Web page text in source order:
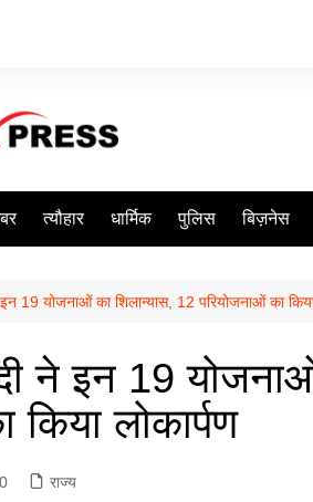
त्यौहार धार्मिक पुलिस बिज़नेस
19 योजनाओं का शिलान्यास, 12 परियोजनाओं का
ने इन 19
लोकार्पण
0 राज्य